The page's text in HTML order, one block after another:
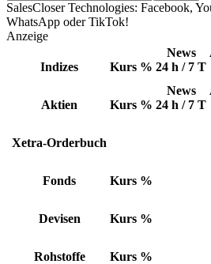
SalesCloser Technologies: Facebook,
WhatsApp oder TikTok!
Anzeige
Indizes Kurs %
News
24 h / 7 T
Aktien Kurs %
News
24 h / 7 T
Xetra-Orderbuch
Fonds Kurs %
Devisen Kurs %
Rohstoffe Kurs %